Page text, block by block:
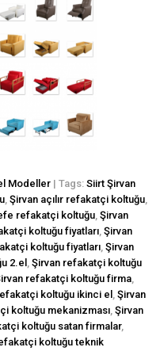
Modeller | Tags: Siirt Şirvan
, Şirvan açılır refakatçi koltuğu,
refakatçi koltuğu, Şirvan
koltuğu fiyatları, Şirvan
koltuğu fiyatları, Şirvan
2.el , Şirvan refakatçi koltuğu
refakatçi koltuğu firma,
koltuğu ikinci el , Şirvan
koltuğu mekanizması, Şirvan
koltuğu satan firmalar,
koltuğu teknik